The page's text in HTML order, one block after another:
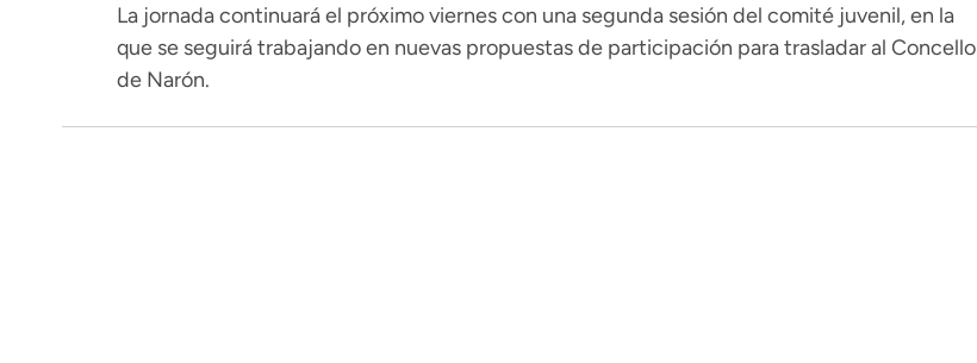
La jornada continuará el próximo viernes con una segunda sesión del comité juvenil, en la
que se seguirá trabajando en nuevas propuestas de participación para trasladar al Concello
de Narón.